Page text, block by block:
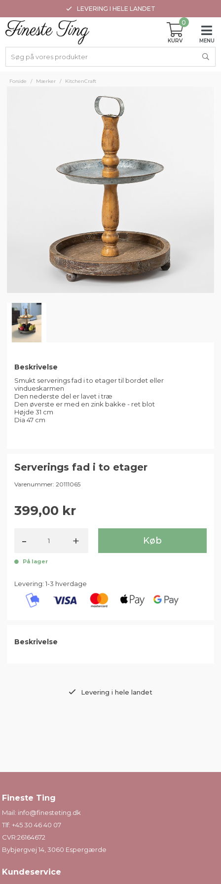
LEVERING I HELE LANDET
0
Forside / Mærker / KitchenCraft
Beskrivelse
Smukt serverings fad i to etager til bordet eller
vindueskarmen
Den nederste del er lavet i træ
Den øverste er med en zink bakke - ret blot
Højde 31 cm
Dia 47 cm
Serverings fad i to etager
Varenummer:20111065
399,00
+
- Køb
På lager
Levering: 1-3 hverdage
Beskrivelse
Levering i hele landet
Fineste Ting
Mail: info@finesteting.dk
Tlf:+45 30 46 40 07
CVR:26164672
Bybjergvej 14, 3060 Espergærde
Kundeservice